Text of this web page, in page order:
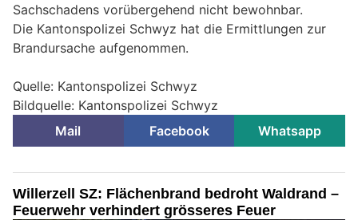
Sachschadens vorübergehend nicht bewohnbar.
Die Kantonspolizei Schwyz hat die Ermittlungen zur
Brandursache aufgenommen.
Quelle: Kantonspolizei Schwyz
Bildquelle: Kantonspolizei Schwyz
Mail
Facebook Whatsapp
Willerzell SZ: Flächenbrand bedroht Waldrand –
Feuerwehr verhindert grösseres Feuer